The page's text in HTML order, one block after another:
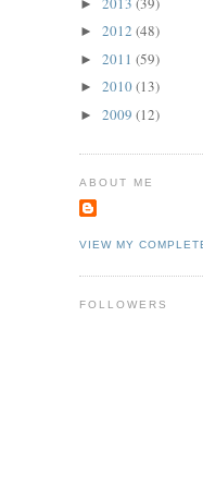
►
► 2012 (48)
► 2011 (59)
► 2010(13)
► 2009 (12)
ABOUT ME
VIEW MY
FOLLOWERS